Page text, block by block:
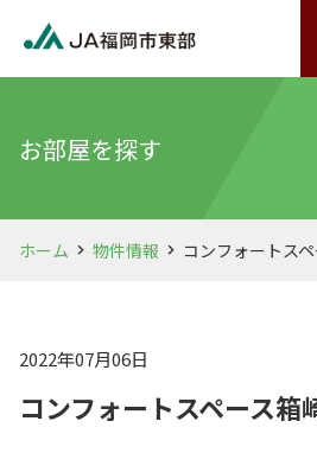
お部屋を探す
ホーム 物件情報 コンフォートス
2022年07月06日
コンフォートスペース箱